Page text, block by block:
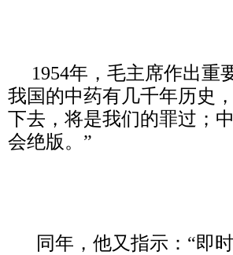
1954年，毛主席作出重
我国的中药有几千年历史
下去，将是我们的罪过；
会绝版。”
同年，他又指示：“即时